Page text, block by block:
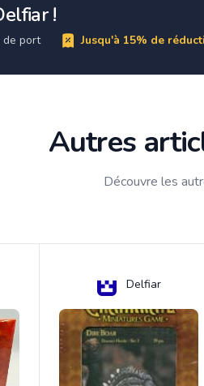
!
de port Jusqu'à 15% de
Autres
Découvre les
Delfiar